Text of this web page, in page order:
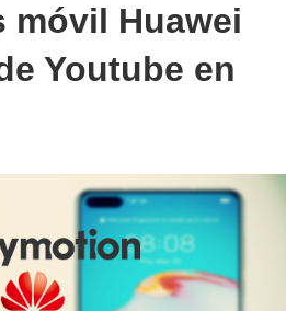
móvil Huawei
Youtube en